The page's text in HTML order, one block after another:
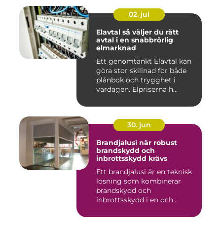
02. jul
Elavtal så väljer du rätt
avtal i en snabbrörlig
elmarknad
Ett genomtänkt Elavtal kan
göra stor skillnad för både
plånbok och trygghet i
vardagen. Elpriserna h...
30. jun
Brandjalusi när robust
brandskydd och
inbrottsskydd krävs
Ett brandjalusi är en teknisk
lösning som kombinerar
brandskydd och
inbrottsskydd i en och